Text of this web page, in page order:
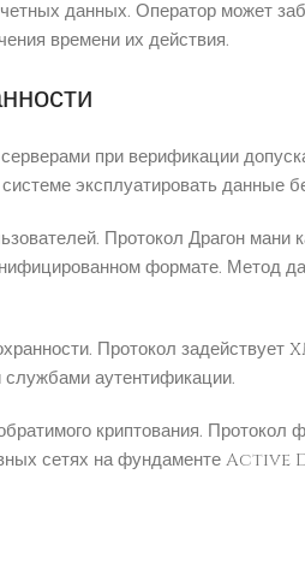
данных. Оператор может
времени их действия.
при верификации
эксплуатировать данные
Протокол Драгон мани
формате. Метод
Протокол задействует
аутентификации.
криптования.
сетях на фундаменте